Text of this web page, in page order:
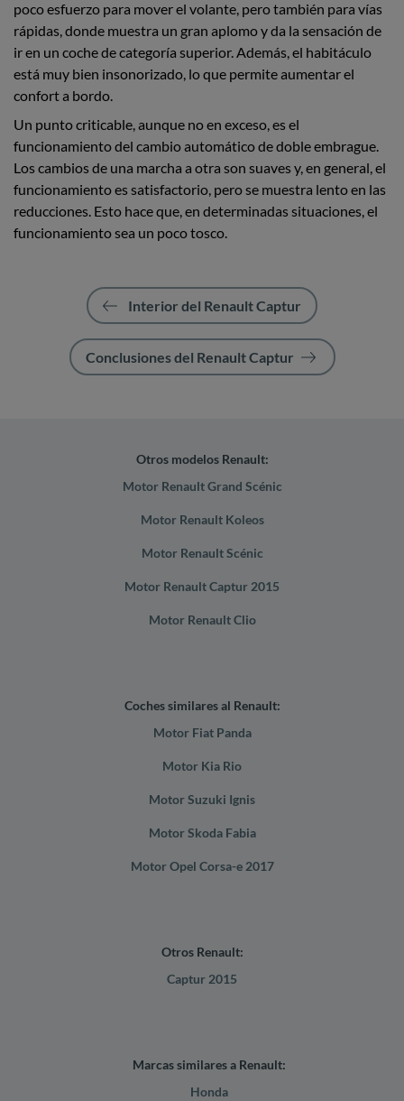
poco esfuerzo para mover el volante, pero también para vías
rápidas, donde muestra un gran aplomo y da la sensación de
ir en un coche de categoría superior. Además, el habitáculo
está muy bien insonorizado, lo que permite aumentar el
confort a bordo.
Un punto criticable, aunque no en exceso, es el
funcionamiento del cambio automático de doble embrague.
Los cambios de una marcha a otra son suaves y, en general, el
funcionamiento es satisfactorio, pero se muestra lento en las
reducciones. Esto hace que, en determinadas situaciones, el
funcionamiento sea un poco tosco.
Interior del Renault Captur
Conclusiones del Renault Captur
Otros modelos Renault:
Motor Renault Grand Scénic
Motor Renault Koleos
Motor Renault Scénic
Motor Renault Captur 2015
Motor Renault Clio
Coches similares al Renault:
Motor Fiat Panda
Motor Kia Rio
Motor Suzuki Ignis
Motor Skoda Fabia
Motor Opel Corsa-e 2017
Otros Renault:
Captur 2015
Marcas similares a Renault:
Honda